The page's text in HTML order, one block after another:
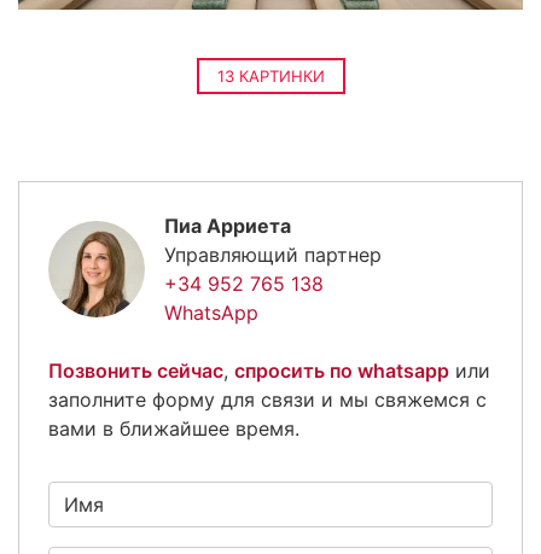
13 КАРТИНКИ
Пиа Арриета
Управляющий партнер
+34 952 765 138
WhatsApp
Позвонить сейчас, спросить по whatsapp или
заполните форму для связи и мы свяжемся с
вами в ближайшее время.